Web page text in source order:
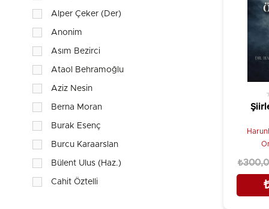
Alper Çeker (Der)
Anonim
Asım Bezirci
Ataol Behramoğlu
Aziz Nesin
Berna Moran
Burak Esenç
Burcu Karaarslan
Bülent Ulus (Haz.)
Cahit Öztelli